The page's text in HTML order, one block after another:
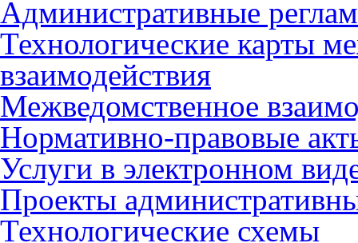
Административные
Технологические карты
взаимодействия
Межведомственное
Нормативно-правовые
Услуги в электронном
Проекты
Технологические схемы